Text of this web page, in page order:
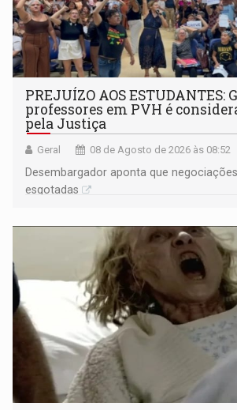
PREJUÍZO AOS ESTUDANTES:
professores em PVH é
pela Justiça
Geral 08 de Agosto de 2026 às 08:52
Desembargador aponta que
esgotadas